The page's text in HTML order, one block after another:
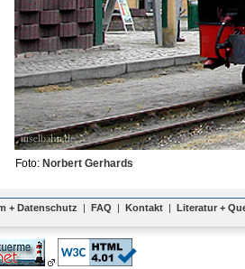
Foto: Norbert Gerhards
+ Datenschutz | FAQ | Kontakt | Literatur +